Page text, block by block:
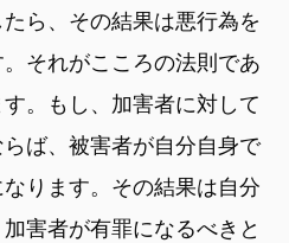
ら、その結果は悪行為を
それがこころの法則であ
。もし、加害者に対して
ば、被害者が自分自身で
ります。その結果は自分
害者が有罪になるべきと